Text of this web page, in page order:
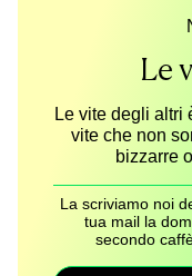
Le
Le vite degli altri
vite che non
bizzarre
La scriviamo noi
tua mail la
secondo